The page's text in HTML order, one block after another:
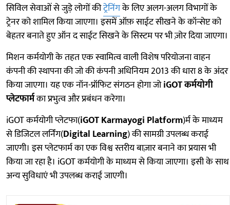
सिविल सेवाओं से जुड़े लोगों कीट्रेनिंगके लिए अलग-अलग विभागों के
ट्रेनर को शामिल किया जाएगा। इसमें ऑफ़ साईट सीखने के कॉन्सेप्ट को
बेहतर बनाते हुए ऑन द साईट सिखने के सिस्टम पर भी ज़ोर दिया जाएगा।
मिशन कर्मयोगी के तहत एक स्वामित्व वाली विशेष परियोजना वाहन
कंपनी की स्थापना की जो की कंपनी अधिनियम 2013 की धारा 8 के अंदर
किया जाएगा। यह एक नॉन-प्रॉफिट संगठन होगा जोiGOTकर्मयोगी
प्लेटफार्मका प्रभुत्व और प्रबंधन करेगा।
iGOT कर्मयोगी प्लेटफा(iGOT Karmayogi Platform)र्म के माध्यम
से डिजिटल लर्निंग(Digital Learning) की सामग्री उपलब्ध कराई
जाएगी। इस प्लेटफार्म का एक विश्व स्तरीय बाज़ार बनाने का प्रयास भी
किया जा रहा है। iGOT कर्मयोगी के माध्यम से किया जाएगा। इसी के साथ
अन्य सुविधाएं भी उपलब्ध कराई जाएगी।